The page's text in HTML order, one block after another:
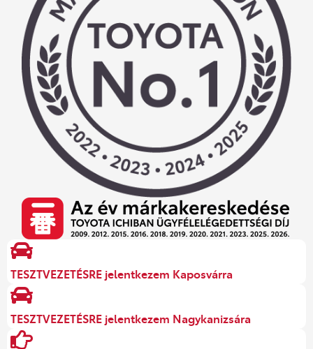
TESZTVEZETÉSRE jelentkezem Kaposvárra
TESZTVEZETÉSRE jelentkezem Nagykanizsára